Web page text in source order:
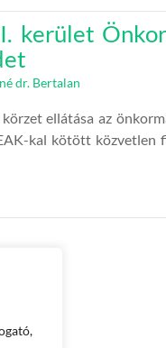
kerület
dr. Bertalan
ellátása az
kal kötött közvetlen